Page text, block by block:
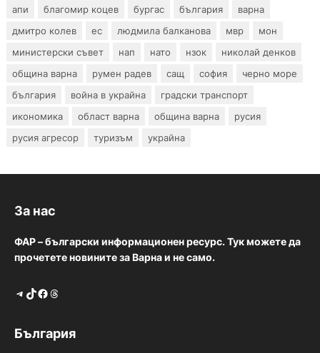
апи благомир коцев бургас българия
варна
дмитро колев
ес людмила балканова мвр
мон
министерски съвет
нап нато нзок
николай денков
община варна
румен радев сащ софия
черно море
българия
война в украйна
градски транспорт
икономика
област варна община варна
русия
русия агресор
туризъм украйна
За нас
ФАР – български информационен ресурс. Тук можете да
прочетете новините за Варна и не само.
Telegram TikTok Facebook Threads
България